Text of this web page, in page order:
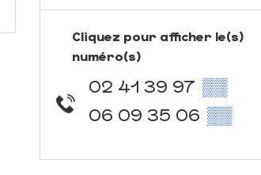
Cliquez pour afficher le(s)
numéro(s)
02 41 39 97 ▒▒
06 09 35 06 ▒▒